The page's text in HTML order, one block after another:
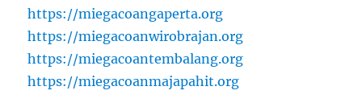
https://miegacoangaperta.org
https://miegacoanwirobrajan.org
https://miegacoantembalang.org
https://miegacoanmajapahit.org